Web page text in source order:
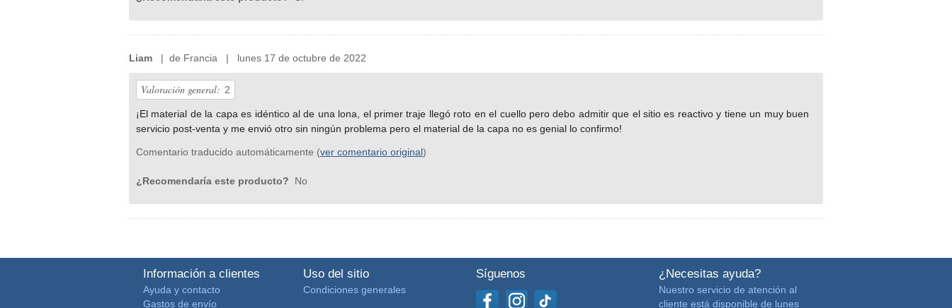
Liam | de Francia | lunes 17 de octubre de 2022
Valoración general: 2
¡El material de la capa es idéntico al de una lona, el primer traje llegó roto en el cuello pero debo admitir que el sitio es reactivo y tiene un muy buen
servicio post-venta y me envió otro sin ningún problema pero el material de la capa no es genial lo confirmo!
Comentario traducido automáticamente (ver comentario original)
¿Recomendaría este producto? No
Información a clientes
Ayuda y contacto
Gastos de envío
Uso del sitio
Condiciones generales
Síguenos ¿Necesitas ayuda?
Nuestro servicio de atención al
cliente está disponible de lunes